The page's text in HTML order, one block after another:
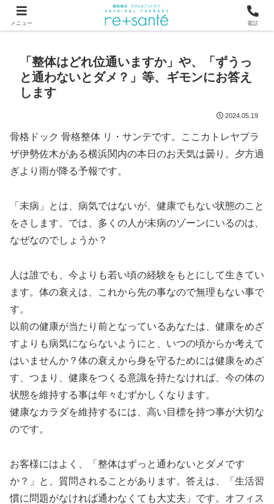
つらい首・肩こり・腰の痛みは、骨から見直す横浜市関内の整体
「整体はどれ位通いますか」や、「ずうっ
と通わないとダメ？」等、ギモンにお答え
します
2024.05.19
骨格ドック 骨格整体 リ・サンテです。ここカトレヤプラ
ザ伊勢佐木がある横浜関内の本日のお天気は曇り。夕方過
ぎより雨が降る予報です。
「未病」とは、病気ではないが、健康でもない状態のこと
をさします。では、多くの人が未病のゾーンにいるのは、
なぜなのでしょうか？
人は誰でも、今よりも若い頃の経験をもとにして生きてい
ます。体の衰えは、これから先の事なので無理もない事で
す。
以前の健康が当たり前となっているあなたは、健康をめざ
すよりも病気にならないようにと、いつの頃からか考えて
はいませんか？体の衰えから身を守るためには健康をめざ
す、つまり、健康をつくる意識を持たなければ、今の体の
状態を維持する事は年々むずかしくなります。
健康なカラダを維持するには、高い目標を持つ事が大切な
のです。
お客様にはよく、「整体はずっと通わないとダメです
か？」と、質問されることがあります。答えは、「生活習
慣に問題がなければ通わなくても大丈夫」です。オフィス
メニュー 電話